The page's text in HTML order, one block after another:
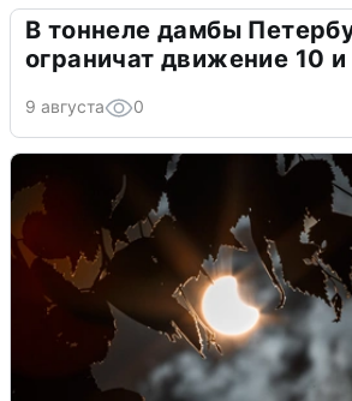
В тоннеле дамбы
ограничат движение 10 и
9 августа 0